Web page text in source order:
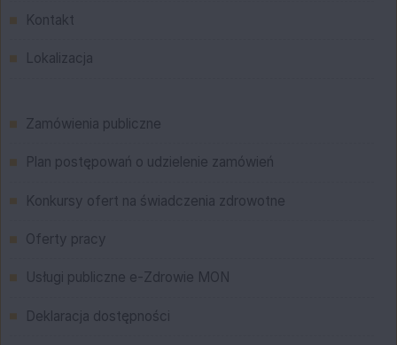
Kontakt
Lokalizacja
Menu
Zamówienia publiczne
Plan postępowań o udzielenie zamówień
Konkursy ofert na świadczenia zdrowotne
Oferty pracy
Usługi publiczne e-Zdrowie MON
Deklaracja dostępności